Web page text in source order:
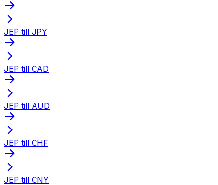
JEP till JPY
JEP till CAD
JEP till AUD
JEP till CHF
JEP till CNY